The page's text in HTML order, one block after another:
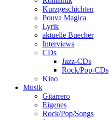
Kurzgeschichten
Pouva Magica
Lyrik
aktuelle Buecher
Interviews
CDs
Jazz-CDs
Rock/Pop-CDs
Kino
Musik
Gitarrero
Eigenes
Rock/Pop/Songs